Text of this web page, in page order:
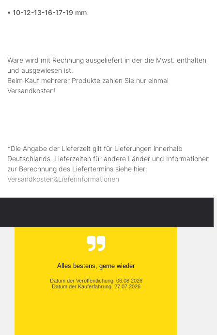
• 10-12-13-16-17-19 mm
Ware wird mit Rechnung ausgeliefert in der die Mwst. enthalten
und ausgewiesen ist.
Beim Kauf mehrerer Produkte zahlen Sie nur einmal
Versandkosten!
*Die Angabe der Lieferzeit gilt für Lieferungen innerhalb
Deutschlands. Lieferzeiten für andere Länder und Informationen
zur Berechnung des Liefertermins siehe hier:
Versandkosten&Lieferinformationen
Alles bestens, gerne wieder
Datum der Veröffentlichung: 06.08.2026
Datum der Kauferfahrung: 27.07.2026